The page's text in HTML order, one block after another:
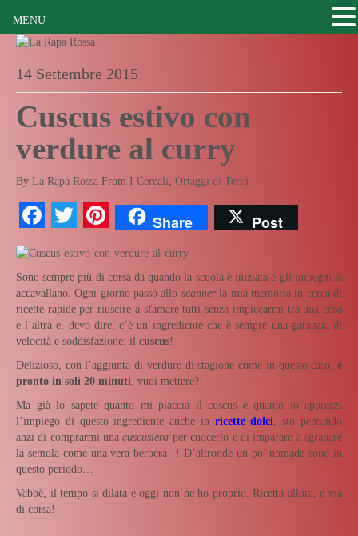
14 Settembre 2015
Cuscus estivo con
verdure al curry
By La Rapa Rossa From I Cereali, Ortaggi di Terra
Facebook
TwitterPinterest
Share Post
Sono sempre più di corsa da quando la scuola è iniziata e gli impegni si
accavallano. Ogni giorno passo allo scannerla mia memoria in cerca di
ricette rapide per riuscire a sfamare tutti senza impiccarmi tra una cosa
e l’altra e, devo dire, c’è un ingrediente che è sempre una garanzia di
velocità e soddisfazione: il cuscus!
Delizioso, con l’aggiunta di verdure di stagione come in questo caso, è
pronto in soli 20 minuti , vuoi mettere?!
Ma già lo sapete quanto mi piaccia il cuscus e quanto io apprezzi
l’impiego di questo ingrediente anche in ricette dolci , sto pensando
anzi di comprarmi unacuscusiera per cuocerlo e di imparare a sgranare
la semola come una vera berbera
! D’altronde un po’ nomade sono in
questo periodo…
Vabbè, il tempo si dilata e oggi non ne ho proprio. Ricetta allora, e via
di corsa!
MENU